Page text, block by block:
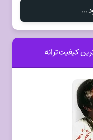
...
کیفیت ترانه